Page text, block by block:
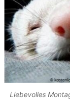
Liebevolles